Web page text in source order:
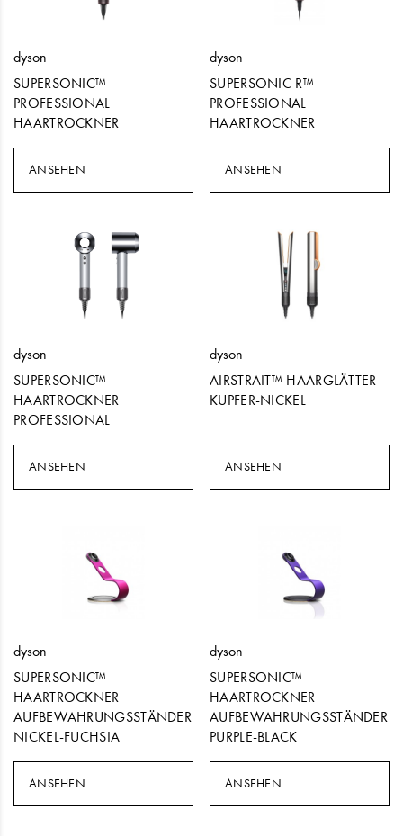
dyson
SUPERSONIC™
PROFESSIONAL
HAARTROCKNER
ANSEHEN
dyson
SUPERSONIC R™
PROFESSIONAL
HAARTROCKNER
ANSEHEN
dyson
SUPERSONIC™
HAARTROCKNER
PROFESSIONAL
ANSEHEN
dyson
AIRSTRAIT™ HAARGLÄTTER
KUPFER-NICKEL
ANSEHEN
dyson
SUPERSONIC™
HAARTROCKNER
AUFBEWAHRUNGSSTÄNDER
NICKEL-FUCHSIA
ANSEHEN
dyson
SUPERSONIC™
HAARTROCKNER
AUFBEWAHRUNGSSTÄNDER
PURPLE-BLACK
ANSEHEN